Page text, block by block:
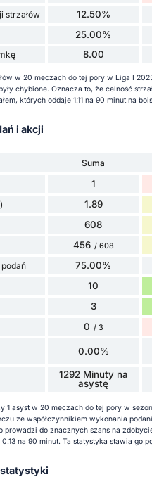
strzałów 12.50%
25.00%
8.00
w 20 meczach do tej pory w Liga I
chybione. Oznacza to, że celność
których oddaje 1.11 na 90 minut na
i akcji
Suma
1
1.89
608
456 / 608
75.00%
10
3
0 / 3
0.00%
1292 Minuty na
asystę
1 asyst w 20 meczach do tej pory w
ze współczynnikiem wykonania
prowadzi do znacznych szans na
na 90 minut. Ta statystyka stawia go